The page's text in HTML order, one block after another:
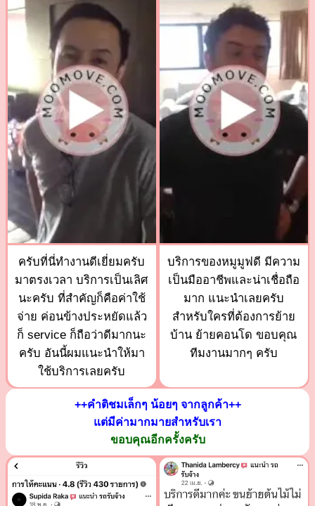
ครับที่นี่ทำงานดีเยี่ยมครับ
มาตรงเวลา บริการเป็นเลิศ
นะครับ ที่สำคัญก็คือค่าใช้
จ่าย ค่อนข้างประหยัดแล้ว
ก็ service ก็ถือว่าดีมากนะ
ครับ อันนี้ผมแนะนำให้มา
ใช้บริการเลยครับ
บริการของหมูมูฟดี มีความ
เป็นมืออาชีพและน่าเชื่อถือ
มาก แนะนำเลยครับ
สำหรับใครที่ต้องการย้าย
บ้าน ย้ายคอนโด ขอบคุณ
ทีมงานมากๆ ครับ
++คำติชมเล็กๆ น้อยๆ จากลูกค้า++
แต่มีค่ามากมายสำหรับเรา
ขอบคุณอีกครั้งครับ